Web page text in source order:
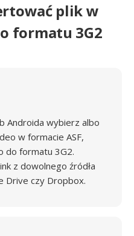
plik w
formatu 3G2
Androida wybierz albo
w formacie ASF,
do formatu 3G2.
z dowolnego źródła
Drive czy Dropbox.